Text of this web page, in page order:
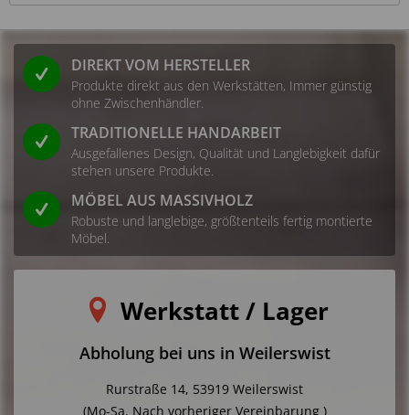
Sicherheitshinweis:
1. Bestimmungsgemäße Verwendung
Dieses Produkt ist ausschließlich für den privaten Gebrauch
in Innenräumen vorgesehen. Eine Nutzung im
Außenbereich oder im gewerblichen Umfeld ist nicht
vorgesehen. Eine andere als die bestimmungsgemäße
Verwendung gilt als nicht vorhersehbar.
Das Produkt ist vor der ersten Nutzung auf
ordnungsgemäße Montage zu überprüfen. Beschädigte
Bauteile dürfen nicht verwendet werden.
DIREKT VOM HERSTELLER
Produkte direkt aus den Werkstätten, Immer günstig
ohne Zwischenhändler.
TRADITIONELLE HANDARBEIT
Ausgefallenes Design, Qualität und Langlebigkeit dafür
stehen unsere Produkte.
MÖBEL AUS MASSIVHOLZ
Robuste und langlebige, größtenteils fertig montierte
Möbel.
Werkstatt / Lager
Abholung bei uns in Weilerswist
Rurstraße 14, 53919 Weilerswist
(Mo-Sa. Nach vorheriger Vereinbarung )